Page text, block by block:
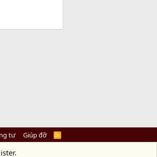
tư Giúp đỡ
R
S